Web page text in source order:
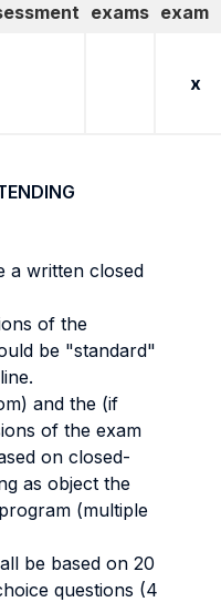
exams exam
x
a written closed
of the
be "standard"
and the (if
of the exam
on closed-
as object the
(multiple
be based on 20
questions (4